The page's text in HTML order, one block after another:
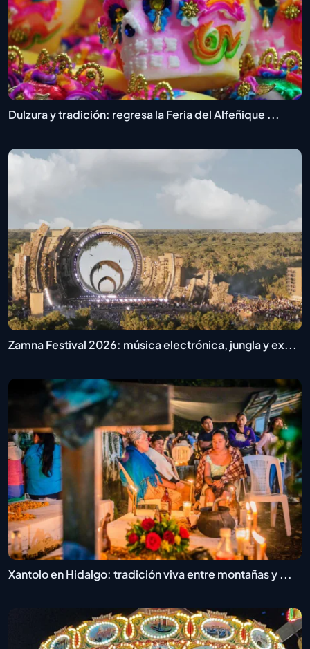
Dulzura y tradición: regresa la Feria del Alfeñique ...
Zamna Festival 2026: música electrónica, jungla y ex...
Xantolo en Hidalgo: tradición viva entre montañas y ...